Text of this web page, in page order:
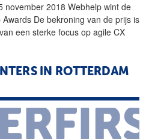
november 2018 Webhelp wint de
De bekroning van de prijs is
een sterke focus op agile CX
IN ROTTERDAM